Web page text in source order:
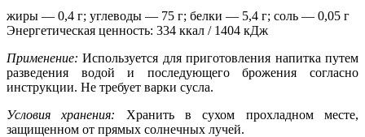
жиры — 0,4 г; углеводы — 75 г; белки — 5,4 г; соль — 0,05 г
Энергетическая ценность: 334 ккал / 1404 кДж
Применение: Используется для приготовления напитка путем
разведения водой и последующего брожения согласно
инструкции. Не требует варки сусла.
Условия хранения: Хранить в сухом прохладном месте,
защищенном от прямых солнечных лучей.